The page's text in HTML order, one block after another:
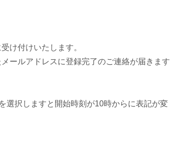
け付けいたします。
ールアドレスに登録完了のご連絡が届きます
選択しますと開始時刻が10時からに表記が変